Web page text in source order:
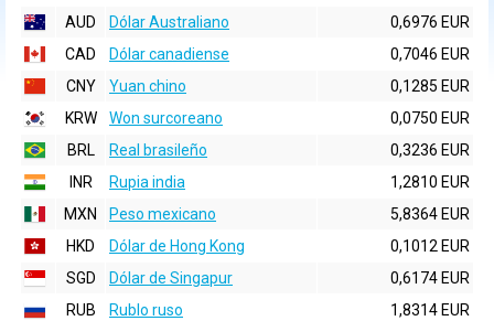
AUD
Dólar Australiano
0,6976 EUR
CAD
Dólar canadiense
0,7046 EUR
CNY
Yuan chino
0,1285 EUR
KRW
Won surcoreano
0,0750 EUR
BRL
Real brasileño
0,3236 EUR
INR
Rupia india
1,2810 EUR
MXN
Peso mexicano
5,8364 EUR
HKD
Dólar de Hong Kong
0,1012 EUR
SGD
Dólar de Singapur
0,6174 EUR
RUB
Rublo ruso
1,8314 EUR